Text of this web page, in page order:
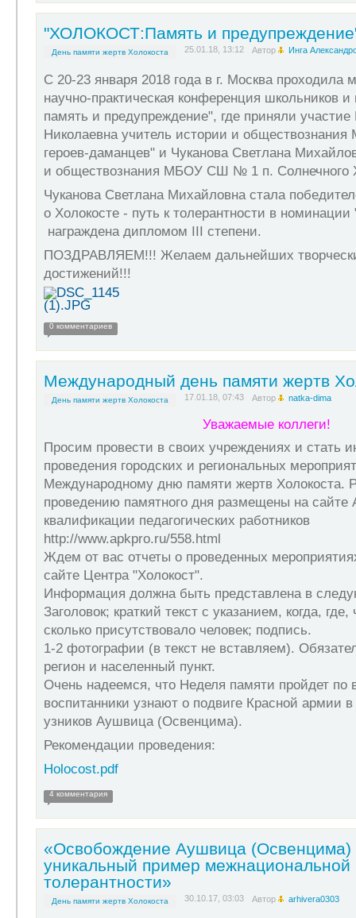
"ХОЛОКОСТ:Память и
День памяти жертв Холокоста 25.01.18, 13:12 Автор Инга
С 20-23 января 2018 года в г. Москва проходила
научно-практическая конференция школьников и
память и предупреждение", где приняли участие
Николаевна учитель истории и
героев-даманцев" и Чуканова Светлана
и обществознания МБОУ СШ № 1 п. Солнечного
Чуканова Светлана Михайловна стала
о Холокосте - путь к толерантности в
награждена дипломом III степени.
ПОЗДРАВЛЯЕМ!!! Желаем дальнейших
достижений!!!
0 комментариев
Международный день памяти жертв
День памяти жертв Холокоста 17.01.18, 07:43 Автор natka-dima
Уважаемые коллеги!
Просим провести в своих учреждениях и стать
проведения городских и региональных
Международному дню памяти жертв Холокоста.
проведению памятного дня размещены на
квалификации педагогических работников
http://www.apkpro.ru/558.html
Ждем от вас отчеты о проведенных
сайте Центра "Холокост".
Информация должна быть представлена в
Заголовок; краткий текст с указанием, когда,
сколько присутствовало человек; подпись.
1-2 фотографии (в текст не вставляем).
регион и населенный пункт.
Очень надеемся, что Неделя памяти пройдет по
воспитанники узнают о подвиге Красной армии
узников Аушвица (Освенцима).
Рекомендации проведения:
Holocost.pdf
4 комментария
«Освобождение Аушвица (Освенцима)
уникальный пример межнациональной
толерантности»
День памяти жертв Холокоста 30.10.17, 03:03 Автор arhivera0303